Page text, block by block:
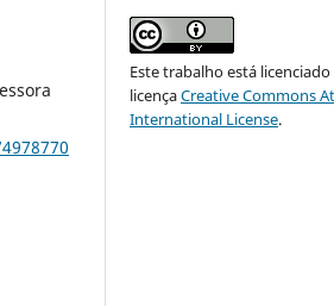
Este trabalho está
licençaCreative Commons
International License.